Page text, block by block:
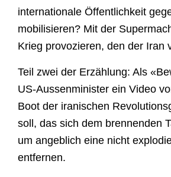
internationale Öffentlichkeit
mobilisieren? Mit der
Krieg provozieren, den der Iran
Teil zwei der Erzählung: Als
US-Aussenminister ein Video
Boot der iranischen
soll, das sich dem brennenden
um angeblich eine nicht
entfernen.